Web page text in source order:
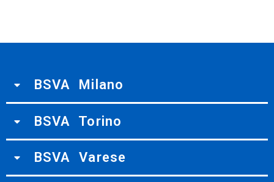
BSVA Milano
BSVA Torino
BSVA Varese